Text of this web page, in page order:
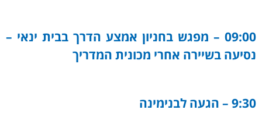
09:00 – מפגש בחניון אמצע הדרך בבית ינאי –
נסיעה בשיירה אחרי מכונית המדריך
9:30 – הגעה לבנימינה